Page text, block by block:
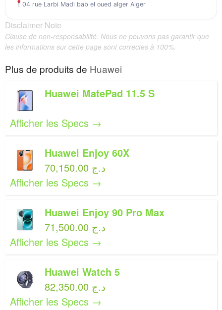
04 rue Larbi Madi bab el oued alger Alger
Disclaimer Note
Clause de non-responsabilité. Nous ne pouvons pas garantir que
les informations sur cette page sont correctes à 100%.
Plus de produits de Huawei
Huawei MatePad 11.5 S
Afficher les Specs →
Huawei Enjoy 60X
70,150.00 د.ج
Afficher les Specs →
Huawei Enjoy 90 Pro Max
71,500.00 د.ج
Afficher les Specs →
Huawei Watch 5
82,350.00 د.ج
Afficher les Specs →